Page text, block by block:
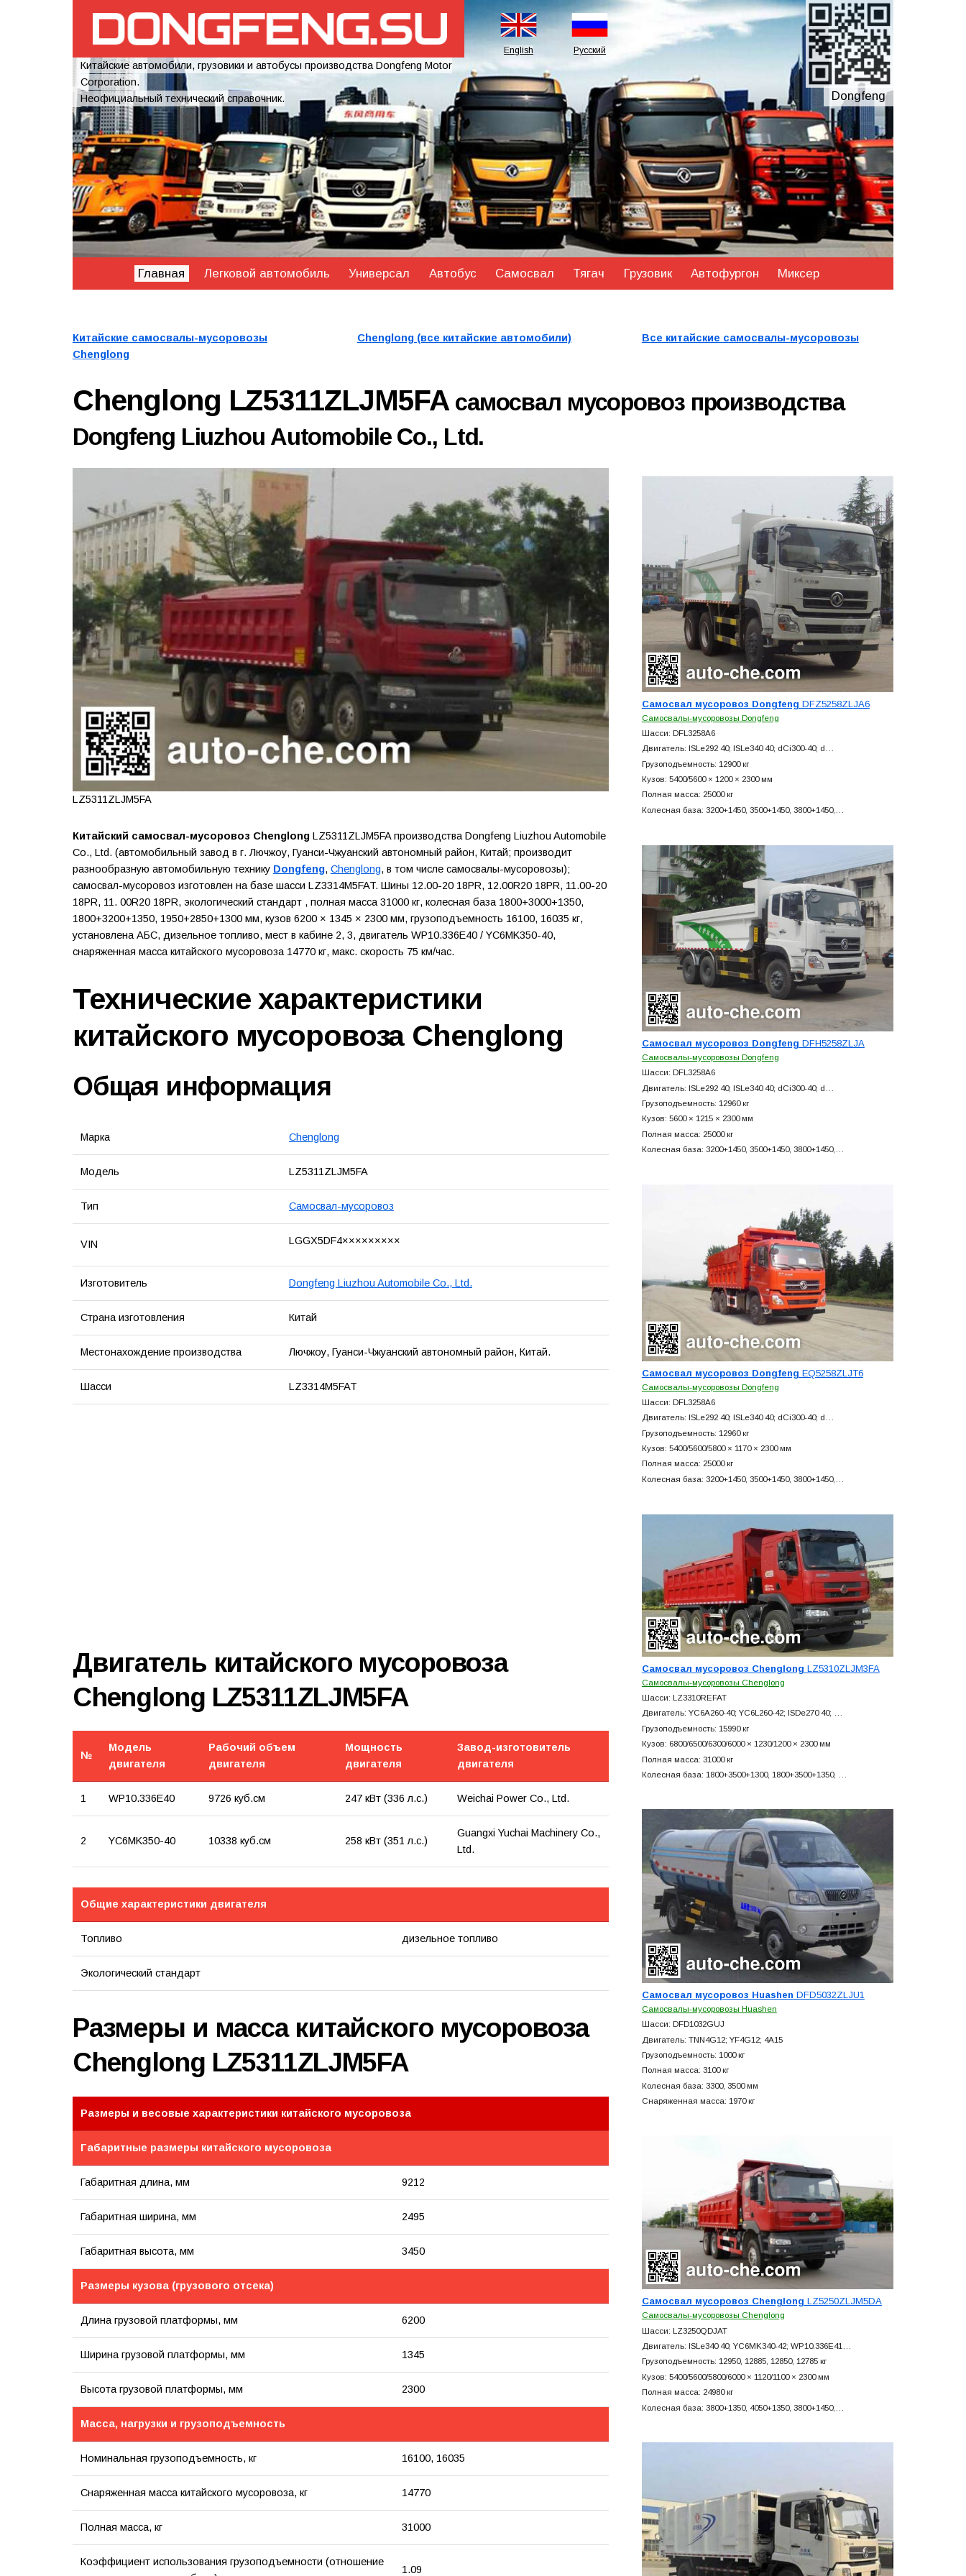
Китайские автомобили, грузовики и автобусы производства Dongfeng Motor
Corporation.
Неофициальный технический справочник.
English Русский
Dongfeng
Главная Легковой автомобиль Универсал Автобус Самосвал Тягач Грузовик Автофургон Миксер
Китайские самосвалы-мусоровозы
Chenglong
Chenglong (все китайские автомобили) Все китайские самосвалы-мусоровозы
Chenglong LZ5311ZLJM5FA самосвал мусоровоз производства
Dongfeng Liuzhou Automobile Co., Ltd.
LZ5311ZLJM5FA
Китайский самосвал-мусоровоз ChenglongLZ5311ZLJM5FA производства Dongfeng Liuzhou Automobile
Co., Ltd. (автомобильный завод в г. Лючжоу, Гуанси-Чжуанский автономный район, Китай; производит
разнообразную автомобильную технику Dongfeng, Chenglong, в том числе самосвалы-мусоровозы);
самосвал-мусоровоз изготовлен на базе шасси LZ3314M5FAT. Шины 12.00-20 18PR, 12.00R20 18PR, 11.00-20
18PR, 11. 00R20 18PR, экологический стандарт , полная масса 31000 кг, колесная база 1800+3000+1350,
1800+3200+1350, 1950+2850+1300 мм, кузов 6200 × 1345 × 2300 мм, грузоподъемность 16100, 16035 кг,
установлена АБС, дизельное топливо, мест в кабине 2, 3, двигатель WP10.336E40 / YC6MK350-40,
снаряженная масса китайского мусоровоза 14770 кг, макс. скорость 75 км/час.
Технические характеристики
китайского мусоровоза Chenglong
Общая информация
Марка Chenglong
Модель LZ5311ZLJM5FA
Тип Самосвал-мусоровоз
VIN LGGX5DF4×××××××××
Изготовитель Dongfeng Liuzhou Automobile Co., Ltd.
Страна изготовления Китай
Местонахождение производства Лючжоу, Гуанси-Чжуанский автономный район, Китай.
Шасси LZ3314M5FAT
Двигатель китайского мусоровоза
Chenglong LZ5311ZLJM5FA
№
Модель
двигателя
Рабочий объем
двигателя
Мощность
двигателя
Завод-изготовитель
двигателя
1 WP10.336E40 9726 куб.см 247 кВт (336 л.с.) Weichai Power Co., Ltd.
2 YC6MK350-40 10338 куб.см 258 кВт (351 л.с.)
Guangxi Yuchai Machinery Co.,
Ltd.
Общие характеристики двигателя
Топливо дизельное топливо
Экологический стандарт
Размеры и масса китайского мусоровоза
Chenglong LZ5311ZLJM5FA
Размеры и весовые характеристики китайского мусоровоза
Габаритные размеры китайского мусоровоза
Габаритная длина, мм 9212
Габаритная ширина, мм 2495
Габаритная высота, мм 3450
Размеры кузова (грузового отсека)
Длина грузовой платформы, мм 6200
Ширина грузовой платформы, мм 1345
Высота грузовой платформы, мм 2300
Масса, нагрузки и грузоподъемность
Номинальная грузоподъемность, кг 16100, 16035
Снаряженная масса китайского мусоровоза, кг 14770
Полная масса, кг 31000
Коэффициент использования грузоподъемности (отношение
1.09
Самосвал мусоровоз Dongfeng DFZ5258ZLJA6
Самосвалы-мусоровозы Dongfeng
Шасси: DFL3258A6
Двигатель: ISLe292 40; ISLe340 40; dCi300-40; d…
Грузоподъемность: 12900 кг
Кузов: 5400/5600 × 1200 × 2300 мм
Полная масса: 25000 кг
Колесная база: 3200+1450, 3500+1450, 3800+1450,…
Самосвал мусоровоз Dongfeng DFH5258ZLJA
Самосвалы-мусоровозы Dongfeng
Шасси: DFL3258A6
Двигатель: ISLe292 40; ISLe340 40; dCi300-40; d…
Грузоподъемность: 12960 кг
Кузов: 5600 × 1215 × 2300 мм
Полная масса: 25000 кг
Колесная база: 3200+1450, 3500+1450, 3800+1450,…
Самосвал мусоровоз Dongfeng EQ5258ZLJT6
Самосвалы-мусоровозы Dongfeng
Шасси: DFL3258A6
Двигатель: ISLe292 40; ISLe340 40; dCi300-40; d…
Грузоподъемность: 12960 кг
Кузов: 5400/5600/5800 × 1170 × 2300 мм
Полная масса: 25000 кг
Колесная база: 3200+1450, 3500+1450, 3800+1450,…
Самосвал мусоровоз Chenglong LZ5310ZLJM3FA
Самосвалы-мусоровозы Chenglong
Шасси: LZ3310REFAT
Двигатель: YC6A260-40; YC6L260-42; ISDe270 40; …
Грузоподъемность: 15990 кг
Кузов: 6800/6500/6300/6000 × 1230/1200 × 2300 мм
Полная масса: 31000 кг
Колесная база: 1800+3500+1300, 1800+3500+1350, …
Самосвал мусоровоз Huashen DFD5032ZLJU1
Самосвалы-мусоровозы Huashen
Шасси: DFD1032GUJ
Двигатель: TNN4G12; YF4G12; 4A15
Грузоподъемность: 1000 кг
Полная масса: 3100 кг
Колесная база: 3300, 3500 мм
Снаряженная масса: 1970 кг
Самосвал мусоровоз Chenglong LZ5250ZLJM5DA
Самосвалы-мусоровозы Chenglong
Шасси: LZ3250QDJAT
Двигатель: ISLe340 40; YC6MK340-42; WP10.336E41…
Грузоподъемность: 12950, 12885, 12850, 12785 кг
Кузов: 5400/5600/5800/6000 × 1120/1100 × 2300 мм
Полная масса: 24980 кг
Колесная база: 3800+1350, 4050+1350, 3800+1450,…